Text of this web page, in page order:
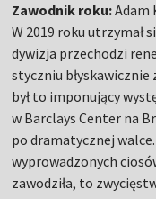
Zawodnik roku:Adam
W 2019 roku utrzymał
dywizja przechodzi
styczniu
był to imponujący
w Barclays Center na
po dramatycznej
wyprowadzonych
zawodziła, to